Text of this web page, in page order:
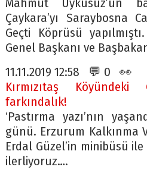
Mahmut Uykusuz’un
Çaykara’yı Saraybosna
Geçti Köprüsü
Genel Başkanı ve
11.11.2019 12:58 💬 0 👀
Kırmızıtaş Köyündeki
farkındalık!
‘Pastırma yazı’nın
günü. Erzurum Kalkınma
Erdal Güzel’in minibüsü
ilerliyoruz….